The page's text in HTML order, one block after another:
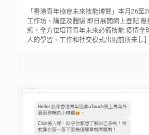
「香港青年協會未來技能博覽」本月26至
工作坊、講座及體驗 即日展開網上登記
態，全方位培育青年未來必備技能 疫情全
人的學習、工作和社交模式出現前所未[…]